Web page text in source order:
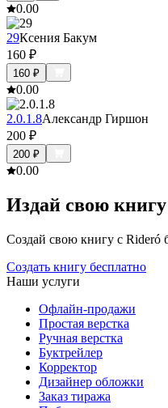
0.00
29Ксения Бакум
160 ₽
160 ₽
0.00
2.0.1.8Александр Гиршон
200 ₽
200 ₽
0.00
Издай свою книгу
Создай свою книгу с Rideró
Создать книгу бесплатно
Наши услуги
Офлайн-продажи
Простая верстка
Ручная верстка
Буктрейлер
Корректор
Дизайнер обложки
Заказ тиража